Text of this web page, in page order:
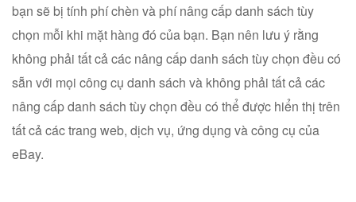
bạn sẽ bị tính phí chèn và phí nâng cấp danh sách tùy
chọn mỗi khi mặt hàng đó của bạn. Bạn nên lưu ý rằng
không phải tất cả các nâng cấp danh sách tùy chọn đều có
sẵn với mọi công cụ danh sách và không phải tất cả các
nâng cấp danh sách tùy chọn đều có thể được hiển thị trên
tất cả các trang web, dịch vụ, ứng dụng và công cụ của
eBay.